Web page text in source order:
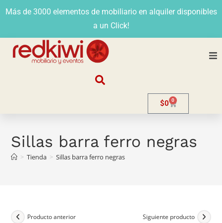
Más de 3000 elementos de mobiliario en alquiler disponibles
a un Click!
Venta
Contacto
$0 0
Sillas barra ferro negras
> Tienda > Sillas barra ferro negras
Producto anterior Siguiente producto